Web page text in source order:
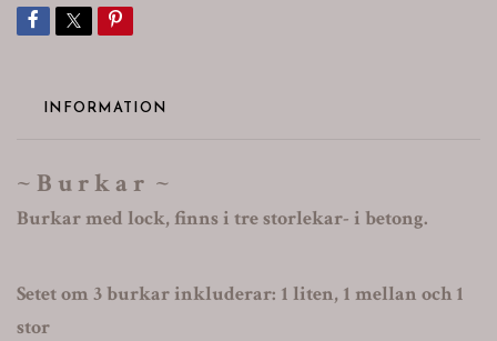
INFORMATION
~ B u r k a r ~
Burkar med lock, finns i tre storlekar- i betong.
Setet om 3 burkar inkluderar: 1 liten, 1 mellan och 1
stor